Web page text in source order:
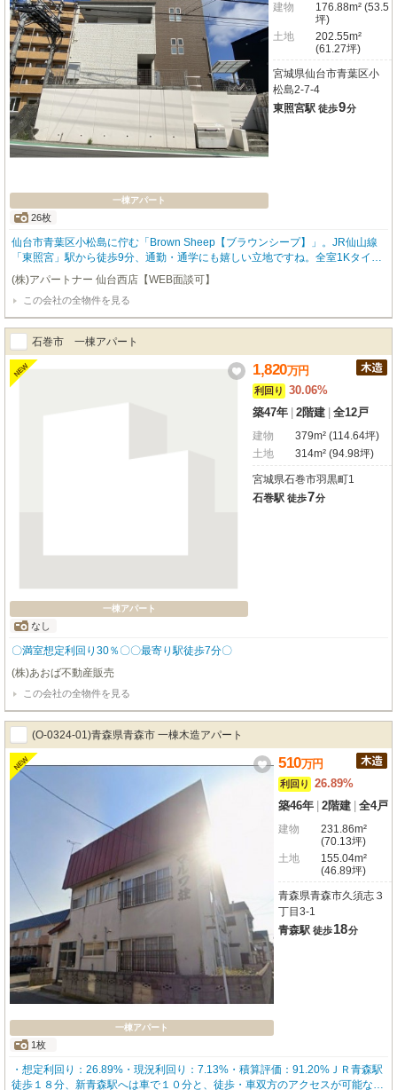
一棟アパート
26枚
建物
176.88m² (53.5
坪)
土地
202.55m²
(61.27坪)
宮城県仙台市青葉区小
松島2-7-4
東照宮駅 徒歩9分
仙台市青葉区小松島に佇む「Brown Sheep【ブラウンシープ】」。JR仙山線
「東照宮」駅から徒歩9分、通勤・通学にも嬉しい立地ですね。全室1Kタイプ
のお部屋は、お一人暮らしにぴったり。開放感あふれるロフトは、収納として
だけでなく、特別な空間としても活躍してくれます。南向きのお部屋は、明る
い日差しが降り注ぎ、毎日を心地よく彩ってくれるでしょう。高台ならではの
穏やかな住環境も、日々の暮らしに安らぎを与えてくれます。近隣には大学や
高校があり、学生さんにも暮らしやすい環境が整っています。徒歩圏内にはコ
ンビニやスーパーが揃い、お買い物も快適です。「Brown Sheep」ぜひお問い
合わせお待ちしております。
(株)アパートナー 仙台西店【WEB面談可】
この会社の全物件を見る
石巻市 一棟アパート
NEW
一棟アパート
なし
1,820万円
利回り
30.06%
築47年 2階建 全12戸
建物
379m² (114.64坪)
土地
314m² (94.98坪)
宮城県石巻市羽黒町1
石巻駅 徒歩7分
〇満室想定利回り30％〇〇最寄り駅徒歩7分〇
(株)あおば不動産販売
この会社の全物件を見る
(O-0324-01)青森県青森市 一棟木造アパート
NEW
一棟アパート
1枚
510万円
利回り
26.89%
築46年 2階建 全4戸
建物
231.86m²
(70.13坪)
土地
155.04m²
(46.89坪)
青森県青森市久須志３
丁目3-1
青森駅 徒歩18分
・想定利回り：26.89%・現況利回り：7.13%・積算評価：91.20%ＪＲ青森駅
徒歩１８分、新青森駅へは車で１０分と、徒歩・車双方のアクセスが可能な立